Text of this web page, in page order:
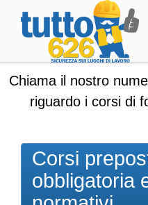
Chiama il nostro
riguardo i corsi di
Corsi
obbligatoria